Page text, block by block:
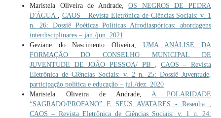
Maristela Oliveira de Andrade,OS NEGROS DE PEDRA
D'ÁGUA
CAOS – Revista Eletrônica de Ciências Sociais: v. 1
n. 26: Dossiê Poéticas Políticas Afrodiaspóricas: abordagens
interdisciplinares – jan./jun. 2021
Geziane do Nascimento Oliveira, UMA ANÁLISE DA
FORMAÇÃO DO CONSELHO MUNICIPAL DE
JUVENTUDE DE JOÃO PESSOA/ PB
CAOS – Revista
Eletrônica de Ciências Sociais: v. 2 n. 25: Dossiê Juventude,
participação política e educação – jul./dez. 2020
Maristela Oliveira de Andrade, A POLARIDADE
“SAGRADO/PROFANO” E SEUS AVATARES - Resenha
CAOS – Revista Eletrônica de Ciências Sociais: v. 1 n. 24: